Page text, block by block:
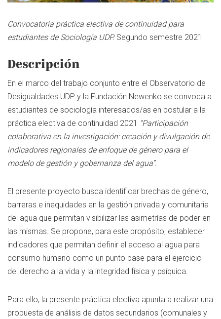
Convocatoria práctica electiva de continuidad para
estudiantes de Sociología UDP. Segundo semestre 2021
Descripción
En el marco del trabajo conjunto entre el Observatorio de
Desigualdades UDP y la Fundación Newenko se convoca a
estudiantes de sociología interesados/as en postular a la
práctica electiva de continuidad 2021 “Participación
colaborativa en la investigación: creación y divulgación de
indicadores regionales de enfoque de género para el
modelo de gestión y gobernanza del agua”.
El presente proyecto busca identificar brechas de género,
barreras e inequidades en la gestión privada y comunitaria
del agua que permitan visibilizar las asimetrías de poder en
las mismas. Se propone, para este propósito, establecer
indicadores que permitan definir el acceso al agua para
consumo humano como un punto base para el ejercicio
del derecho a la vida y la integridad física y psíquica.
Para ello, la presente práctica electiva apunta a realizar una
propuesta de análisis de datos secundarios (comunales y